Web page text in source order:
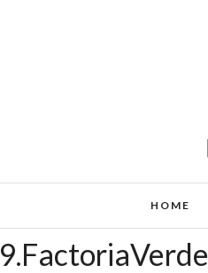
HOME